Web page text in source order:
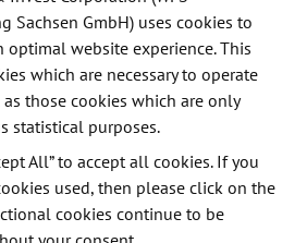
Projektverbünde ausgewählt.
der Entwicklung eines
Kleinfahrzeuges, forschen
um
zu können oder arbeiten an
um den
von Bahngleisen zu überwachen.
Sachsen GmbH) uses cookies to
optimal website experience. This
which are necessary to operate
those cookies which are only
statistical purposes.
All” to accept all cookies. If you
used, then please click on the
cookies continue to be